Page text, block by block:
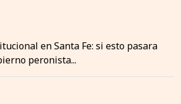
en Santa Fe: si esto pasara
peronista...